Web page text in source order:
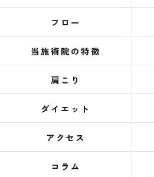
フロー
当施術院の特徴
肩こり
ダイエット
アクセス
コラム